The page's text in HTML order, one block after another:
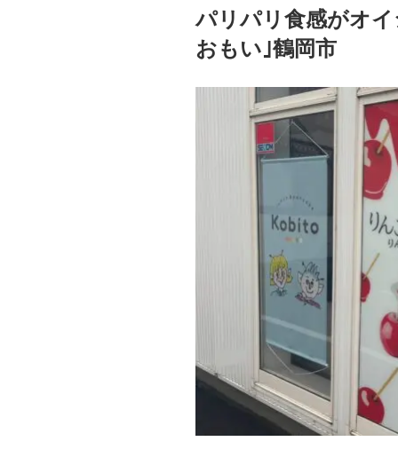
日:
パリパリ食感がオ
おもい｣鶴岡市